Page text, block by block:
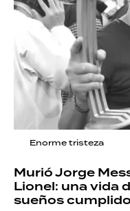
Enorme tristeza
Murió Jorge
Lionel: una vida
sueños